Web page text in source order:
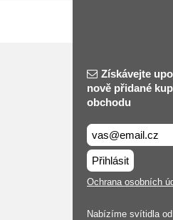
Získávejte
nově přidané
obchodu
Přihlásit
Ochrana osobních
Nabízíme svítidla